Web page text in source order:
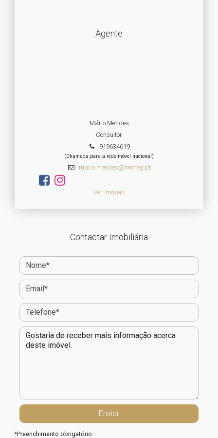
Agente
Mário Mendes
Consultor
919634619
(Chamada para a rede móvel nacional)
mario.mendes@imoreg.pt
Ver Imóveis
Contactar Imobiliária
*Preenchimento obrigatório